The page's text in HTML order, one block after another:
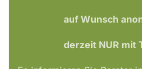
auf Wunsch
derzeit NUR mit